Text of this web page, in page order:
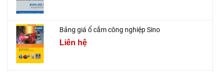
Bảng giá ổ cắm công nghiệp Sino
Liên hệ